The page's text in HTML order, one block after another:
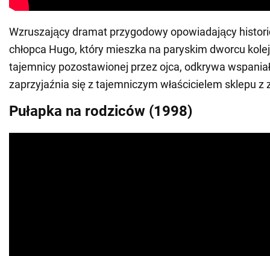
Wzruszający dramat przygodowy opowiadający
chłopca Hugo, który mieszka na paryskim dworcu
tajemnicy pozostawionej przez ojca, odkrywa
zaprzyjaźnia się z tajemniczym właścicielem sklepu z
Pułapka na rodziców (1998)